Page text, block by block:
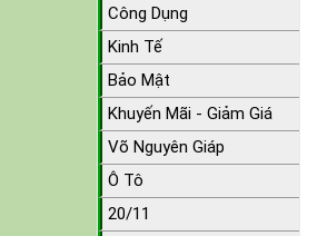
Công Dụng
Kinh Tế
Bảo Mật
Khuyến Mãi - Giảm Giá
Võ Nguyên Giáp
Ô Tô
20/11